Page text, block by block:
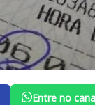
Entre no